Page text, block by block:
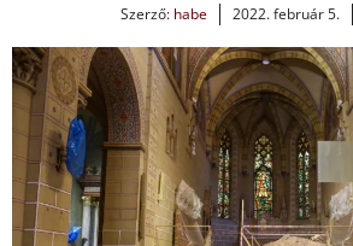
Szerző: habe 2022. február 5.